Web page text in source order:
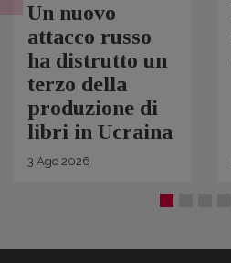
Un nuovo
attacco russo
ha distrutto un
terzo della
produzione di
libri in Ucraina
3 Ago 2026